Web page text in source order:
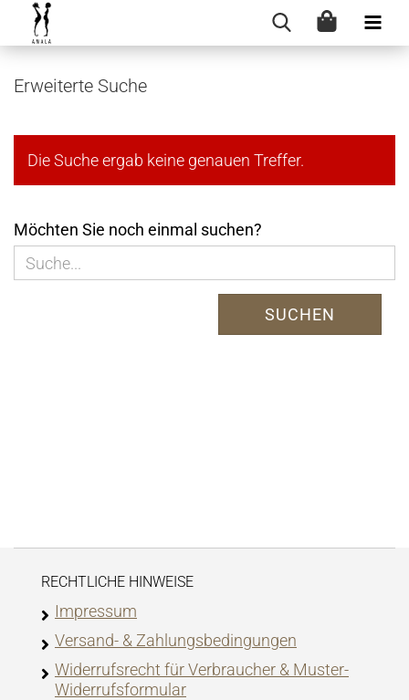
Erweiterte Suche
Die Suche ergab keine genauen Treffer.
MÖCHTEN
SIE
NOCH
Möchten Sie noch einmal suchen?
SUCHEN
RECHTLICHE HINWEISE
Impressum
Versand- & Zahlungsbedingungen
Widerrufsrecht für Verbraucher & Muster-
Widerrufsformular